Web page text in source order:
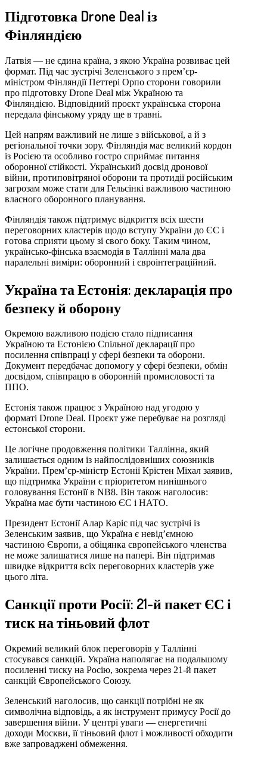
Підготовка Drone Deal із
Фінляндією
Латвія — не єдина країна, з якою Україна розвиває цей
формат. Під час зустрічі Зеленського з прем’єр-
міністром Фінляндії Петтері Орпо сторони говорили
про підготовку Drone Deal між Україною та
Фінляндією. Відповідний проєкт українська сторона
передала фінському уряду ще в травні.
Цей напрям важливий не лише з військової, а й з
регіональної точки зору. Фінляндія має великий кордон
із Росією та особливо гостро сприймає питання
оборонної стійкості. Український досвід дронової
війни, протиповітряної оборони та протидії російським
загрозам може стати для Гельсінкі важливою частиною
власного оборонного планування.
Фінляндія також підтримує відкриття всіх шести
переговорних кластерів щодо вступу України до ЄС і
готова сприяти цьому зі свого боку. Таким чином,
українсько-фінська взаємодія в Таллінні мала два
паралельні виміри: оборонний і євроінтеграційний.
Україна та Естонія: декларація про
безпеку й оборону
Окремою важливою подією стало підписання
Україною та Естонією Спільної декларації про
посилення співпраці у сфері безпеки та оборони.
Документ передбачає допомогу у сфері безпеки, обмін
досвідом, співпрацю в оборонній промисловості та
ППО.
Естонія також працює з Україною над угодою у
форматі Drone Deal. Проєкт уже перебуває на розгляді
естонської сторони.
Це логічне продовження політики Таллінна, який
залишається одним із найпослідовніших союзників
України. Прем’єр-міністр Естонії Крістен Міхал заявив,
що підтримка України є пріоритетом нинішнього
головування Естонії в NB8. Він також наголосив:
Україна має бути частиною ЄС і НАТО.
Президент Естонії Алар Каріс під час зустрічі із
Зеленським заявив, що Україна є невід’ємною
частиною Європи, а обіцянка європейського членства
не може залишатися лише на папері. Він підтримав
швидке відкриття всіх переговорних кластерів уже
цього літа.
Санкції проти Росії: 21-й пакет ЄС і
тиск на тіньовий флот
Окремий великий блок переговорів у Таллінні
стосувався санкцій. Україна наполягає на подальшому
посиленні тиску на Росію, зокрема через 21-й пакет
санкцій Європейського Союзу.
Зеленський наголосив, що санкції потрібні не як
символічна відповідь, а як інструмент примусу Росії до
завершення війни. У центрі уваги — енергетичні
доходи Москви, її тіньовий флот і можливості обходити
вже запроваджені обмеження.